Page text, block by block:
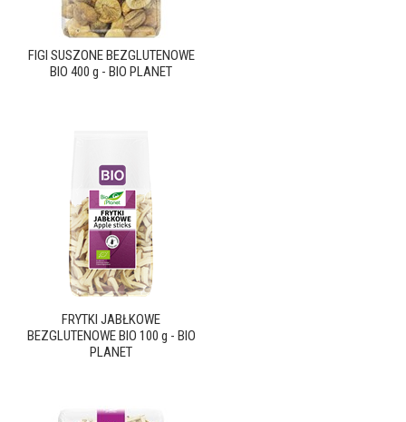
FIGI SUSZONE BEZGLUTENOWE
BIO 400 g - BIO PLANET
FRYTKI JABŁKOWE
BEZGLUTENOWE BIO 100 g - BIO
PLANET